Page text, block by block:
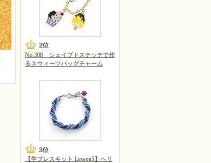
No.308 シェイプドステッチで作
るスウィーツバッグチャーム
【学ブレスキット Lesson5】ヘリ